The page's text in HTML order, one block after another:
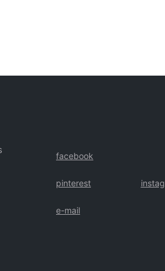
facebook
pinterest
e-mail